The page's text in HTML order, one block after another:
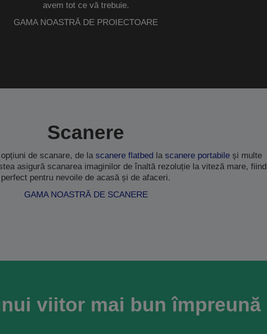
avem tot ce vă trebuie.
GAMA NOASTRĂ DE PROIECTOARE
Scanere
de scanare, de la scanere flatbedla scanere portabileși multe
asigură scanarea imaginilor de înaltă rezoluție la viteză mare, fiind
perfect pentru nevoile de acasă și de afaceri.
GAMA NOASTRĂ DE SCANERE
viitor mai bun împreună